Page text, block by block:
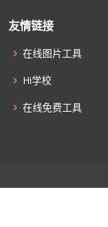
友情链接
在线图片工具
Hi学校
在线免费工具